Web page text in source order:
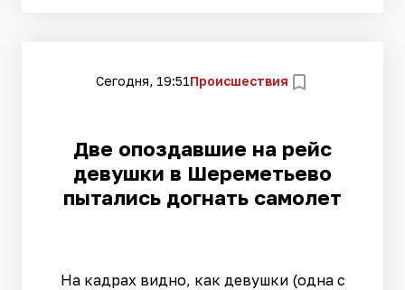
Сегодня, 19:51Происшествия
Две опоздавшие на рейс
девушки в Шереметьево
пытались догнать самолет
На кадрах видно, как девушки (одна с